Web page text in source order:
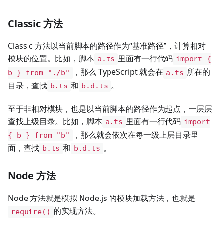
Classic 方法
Classic 方法以当前脚本的路径作为“基准路径”，计算相对
模块的位置。比如，脚本 a.ts 里面有一行代码 import {
b } from "./b"
，那么 TypeScript 就会在 a.ts 所在的
目录，查找 b.ts 和 b.d.ts 。
至于非相对模块，也是以当前脚本的路径作为起点，一层层
查找上级目录。比如，脚本 a.ts 里面有一行代码 import
{ b } from "b"
，那么就会依次在每一级上层目录里
面，查找 b.ts 和 b.d.ts 。
Node 方法
Node 方法就是模拟 Node.js 的模块加载方法，也就是
require() 的实现方法。